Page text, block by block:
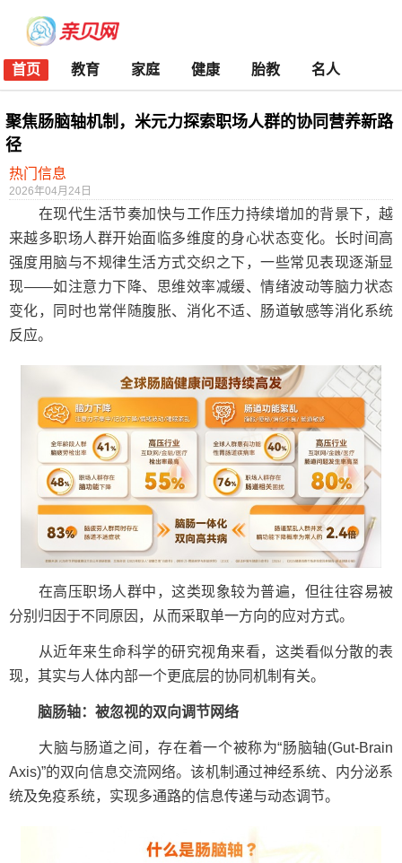
首页 教育 家庭 健康 胎教 名人
聚焦肠脑轴机制，米元力探索职场人群的协同营养新路
径
热门信息
2026年04月24日
在现代生活节奏加快与工作压力持续增加的背景下，越
来越多职场人群开始面临多维度的身心状态变化。长时间高
强度用脑与不规律生活方式交织之下，一些常见表现逐渐显
现——如注意力下降、思维效率减缓、情绪波动等脑力状态
变化，同时也常伴随腹胀、消化不适、肠道敏感等消化系统
反应。
在高压职场人群中，这类现象较为普遍，但往往容易被
分别归因于不同原因，从而采取单一方向的应对方式。
从近年来生命科学的研究视角来看，这类看似分散的表
现，其实与人体内部一个更底层的协同机制有关。
脑肠轴：被忽视的双向调节网络
大脑与肠道之间，存在着一个被称为“肠脑轴(Gut-Brain
Axis)”的双向信息交流网络。该机制通过神经系统、内分泌系
统及免疫系统，实现多通路的信息传递与动态调节。